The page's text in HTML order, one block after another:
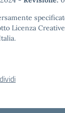
Licenza